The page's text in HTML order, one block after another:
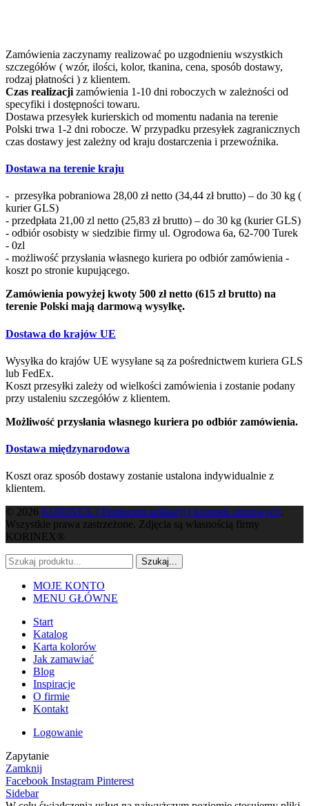
Zamówienia zaczynamy realizować po uzgodnieniu wszystkich
szczegółów ( wzór, ilości, kolor, tkanina, cena, sposób dostawy,
rodzaj płatności ) z klientem.
Czas realizacji zamówienia 1-10 dni roboczych w zależności od
specyfiki i dostępności towaru.
Dostawa przesyłek kurierskich od momentu nadania na terenie
Polski trwa 1-2 dni robocze. W przypadku przesyłek zagranicznych
czas dostawy jest zależny od kraju dostarczenia i przewoźnika.
Dostawa na terenie kraju
- przesyłka pobraniowa 28,00 zł netto (34,44 zł brutto) – do 30 kg (
kurier GLS)
- przedpłata 21,00 zl netto (25,83 zł brutto) – do 30 kg (kurier GLS)
- odbiór osobisty w siedzibie firmy ul. Ogrodowa 6a, 62-700 Turek
- 0zl
- możliwość przysłania własnego kuriera po odbiór zamówienia -
koszt po stronie kupującego.
Zamówienia powyżej kwoty 500 zł netto (615 zł brutto) na
terenie Polski mają darmową wysyłkę.
Dostawa do krajów UE
Wysyłka do krajów UE wysyłane są za pośrednictwem kuriera GLS
lub FedEx.
Koszt przesyłki zależy od wielkości zamówienia i zostanie podany
przy ustaleniu szczegółów z klientem.
Możliwość przysłania własnego kuriera po odbiór zamówienia.
Dostawa międzynarodowa
Koszt oraz sposób dostawy zostanie ustalona indywidualnie z
klientem.
© 2026 KORINEX || Producent aplikacji i koronek ażurowych.
Wszystkie prawa zastrzeżone. Zdjęcia są własnością firmy
KORINEX®
Szukaj...
MOJE KONTO
MENU GŁÓWNE
Start
Katalog
Karta kolorów
Jak zamawiać
Blog
Inspiracje
O firmie
Kontakt
Logowanie
Zapytanie
Zamknij
Facebook Instagram Pinterest
Sidebar